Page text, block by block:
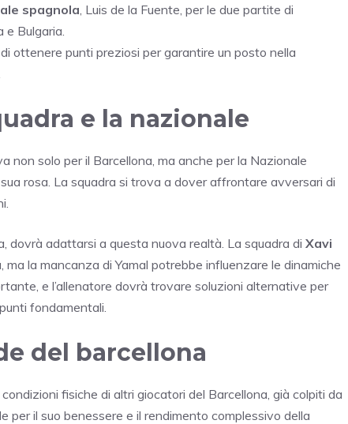
spagnola , Luis de la Fuente, per le due partite di
e Bulgaria.
ottenere punti preziosi per garantire un posto nella
e la nazionale
non solo per il Barcellona, ma anche per la Nazionale
rosa. La squadra si trova a dover affrontare avversari di
dovrà adattarsi a questa nuova realtà. La squadra di Xavi
la mancanza di Yamal potrebbe influenzare le dinamiche
e l’allenatore dovrà trovare soluzioni alternative per
fondamentali.
del barcellona
fisiche di altri giocatori del Barcellona, già colpiti da
per il suo benessere e il rendimento complessivo della